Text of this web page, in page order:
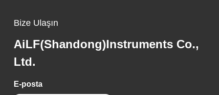
Bize Ulaşın
AiLF(Shandong)Instruments Co.,
Ltd.
E-posta